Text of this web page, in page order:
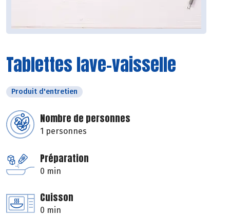
Tablettes lave-vaisselle
Produit d'entretien
Nombre de personnes
1 personnes
Préparation
0 min
Cuisson
0 min